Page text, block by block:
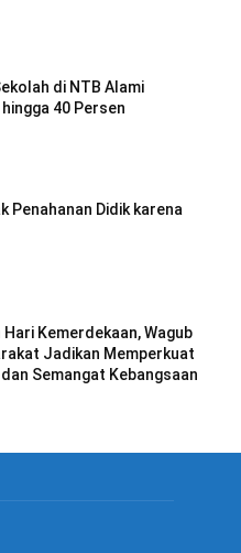
di NTB Alami
40 Persen
Penahanan Didik karena
Kemerdekaan, Wagub
Jadikan Memperkuat
Semangat Kebangsaan